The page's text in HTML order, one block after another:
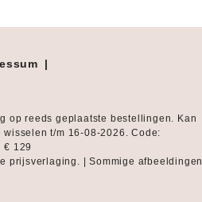
|
op reeds geplaatste bestellingen. Kan
t/m 16-08-2026. Code:
€ 129
prijsverlaging. | Sommige afbeeldingen